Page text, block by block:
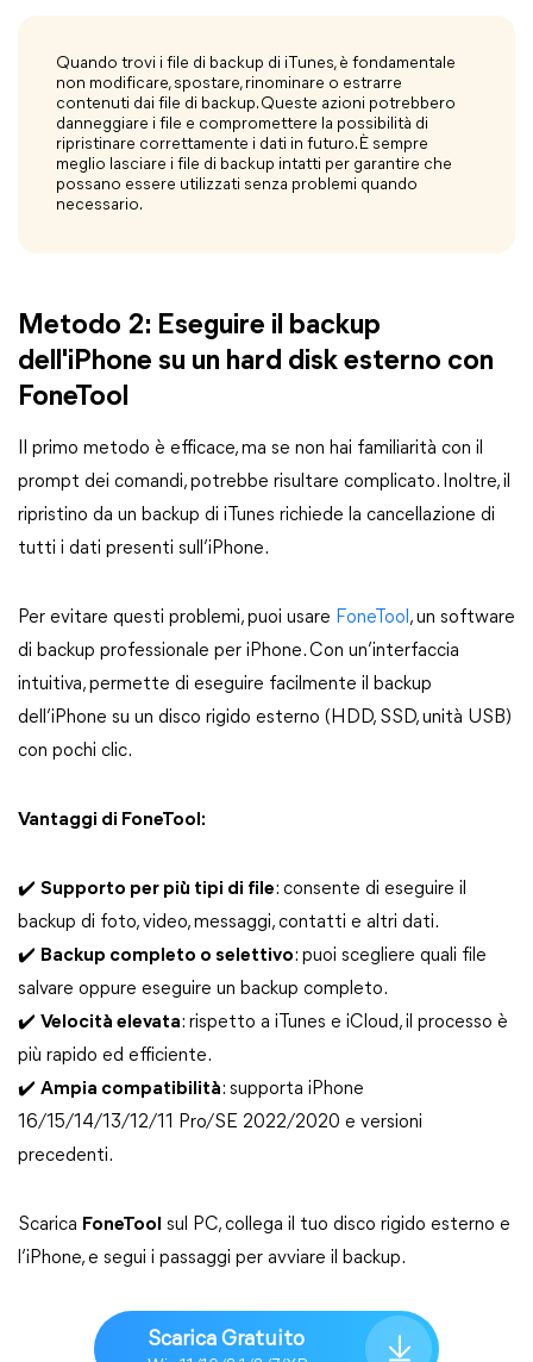
Quando trovi i file di backup di iTunes, è fondamentale
non modificare, spostare, rinominare o estrarre
contenuti dai file di backup. Queste azioni potrebbero
danneggiare i file e compromettere la possibilità di
ripristinare correttamente i dati in futuro. È sempre
meglio lasciare i file di backup intatti per garantire che
possano essere utilizzati senza problemi quando
necessario.
Metodo 2: Eseguire il backup
dell'iPhone su un hard disk esterno con
FoneTool
Il primo metodo è efficace, ma se non hai familiarità con il
prompt dei comandi, potrebbe risultare complicato. Inoltre, il
ripristino da un backup di iTunes richiede la cancellazione di
tutti i dati presenti sull’iPhone.
Per evitare questi problemi, puoi usare FoneTool , un software
di backup professionale per iPhone. Con un’interfaccia
intuitiva, permette di eseguire facilmente il backup
dell’iPhone su un disco rigido esterno (HDD, SSD, unità USB)
con pochi clic.
Vantaggi di FoneTool:
✔️ Supporto per più tipi di file: consente di eseguire il
backup di foto, video, messaggi, contatti e altri dati.
✔️​​​​​​​ Backup completo o selettivo: puoi scegliere quali file
salvare oppure eseguire un backup completo.
✔️​​​​​​​ Velocità elevata: rispetto a iTunes e iCloud, il processo è
più rapido ed efficiente.
✔️ Ampia compatibilità: supporta iPhone
16/15/14/13/12/11 Pro/SE 2022/2020 e versioni
precedenti.
Scarica FoneTool sul PC, collega il tuo disco rigido esterno e
l’iPhone, e segui i passaggi per avviare il backup.
Scarica Gratuito